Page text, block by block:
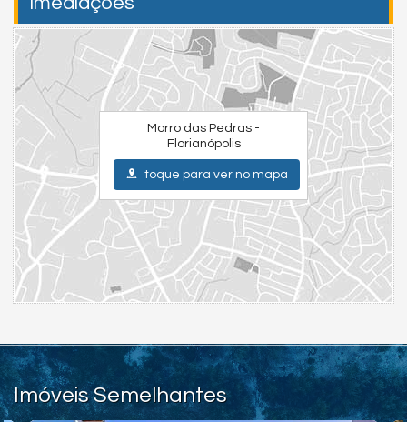
Morro das Pedras -
Florianópolis
toque para ver no mapa
Imóveis Semelhantes